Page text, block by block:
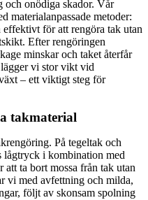
och onödiga skador. Vår
materialanpassade metoder:
för att rengöra tak utan
Efter rengöringen
minskar och taket återfår
lägger vi stor vikt vid
– ett viktigt steg för
takmaterial
På tegeltak och
lågtryck i kombination med
ta bort mossa från tak utan
vi med avfettning och milda,
följt av skonsam spolning